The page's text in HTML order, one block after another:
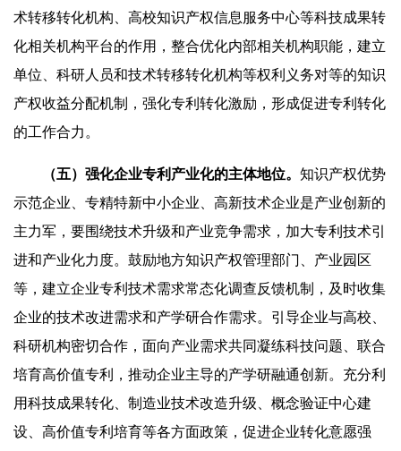
术转移转化机构、高校知识产权信息服务中心等科技成果转
化相关机构平台的作用，整合优化内部相关机构职能，建立
单位、科研人员和技术转移转化机构等权利义务对等的知识
产权收益分配机制，强化专利转化激励，形成促进专利转化
的工作合力。
（五）强化企业专利产业化的主体地位。 知识产权优势
示范企业、专精特新中小企业、高新技术企业是产业创新的
主力军，要围绕技术升级和产业竞争需求，加大专利技术引
进和产业化力度。鼓励地方知识产权管理部门、产业园区
等，建立企业专利技术需求常态化调查反馈机制，及时收集
企业的技术改进需求和产学研合作需求。引导企业与高校、
科研机构密切合作，面向产业需求共同凝练科技问题、联合
培育高价值专利，推动企业主导的产学研融通创新。充分利
用科技成果转化、制造业技术改造升级、概念验证中心建
设、高价值专利培育等各方面政策，促进企业转化意愿强